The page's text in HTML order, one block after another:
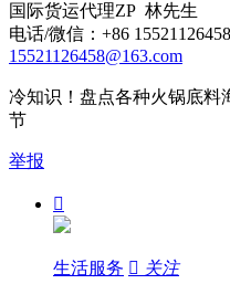
国际货运代理ZP 林先生
电话/微信：+86
15521126458@163.com
冷知识！盘点各种火锅底料
节
举报

生活服务  关注